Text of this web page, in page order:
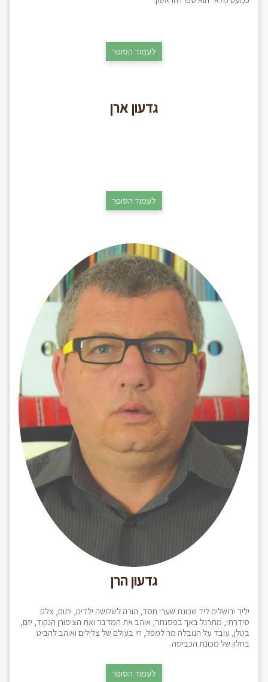
לעמוד הסופר
גדעון ארן
לעמוד הסופר
גדעון הרן
יליד ירושלים ליד שכונת שערי חסד, הורה לשלושה ילדים, יתום, צלם
סידרתי, מתרגל באך בפסנתר, אוהב את המדבר ואת הציפורן הנקוד, יזם,
בטלן, עובד על הנובלה מר למפל, חי בעולם של צלילים ואוהב להביט
בחלון של מכונת הכביסה.
לעמוד הסופר